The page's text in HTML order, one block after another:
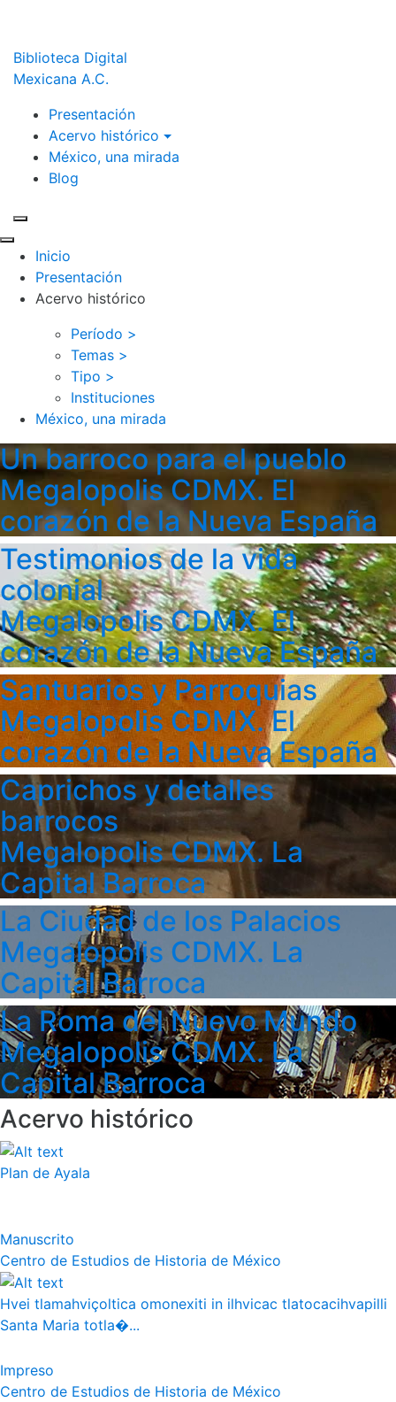
Biblioteca Digital
Mexicana A.C.
Presentación
Acervo histórico
México, una mirada
Blog
Inicio
Presentación
Acervo histórico
Período >
Temas >
Tipo >
Instituciones
México, una mirada
Un barroco para el pueblo
Megalopolis CDMX. El
corazón de la Nueva España
Testimonios de la vida
colonial
Megalopolis CDMX. El
corazón de la Nueva España
Santuarios y Parroquias
Megalopolis CDMX. El
corazón de la Nueva España
Caprichos y detalles
barrocos
Megalopolis CDMX. La
Capital Barroca
La Ciudad de los Palacios
Megalopolis CDMX. La
Capital Barroca
La Roma del Nuevo Mundo
Megalopolis CDMX. La
Capital Barroca
Acervo histórico
Plan de Ayala
Manuscrito
Centro de Estudios de Historia de México
Hvei tlamahviçoltica omonexiti in ilhvicac tlatocacihvapilli
Santa Maria totla�...
Impreso
Centro de Estudios de Historia de México